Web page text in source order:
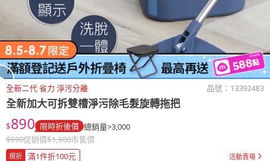
全新二代 省力 淨污分離 品號： 13392483
全新加大可拆雙槽淨污除毛髮旋轉拖把
$890 限時折後價 總銷量>3,000
$990促銷價$1,980市售價
現折 滿1件折100元 活動賣場